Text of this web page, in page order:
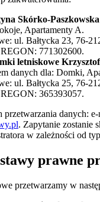
Skórko-Paszkowska
Apartamenty A.
ul. Bałtycka 23, 76-
771302600.
letniskowe
danych dla: Domki,
ul. Bałtycka 25, 76-
365393057.
danych: e-
. Zapytanie zostanie
w zależności od
prawne
przetwarzamy w